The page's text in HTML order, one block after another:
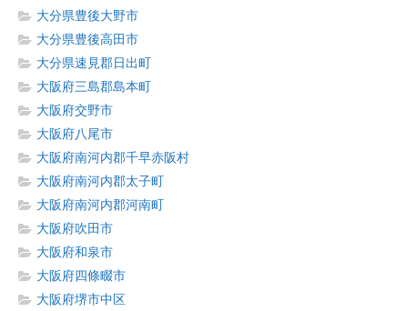
大分県豊後大野市
大分県豊後高田市
大分県速見郡日出町
大阪府三島郡島本町
大阪府交野市
大阪府八尾市
大阪府南河内郡千早赤阪村
大阪府南河内郡太子町
大阪府南河内郡河南町
大阪府吹田市
大阪府和泉市
大阪府四條畷市
大阪府堺市中区